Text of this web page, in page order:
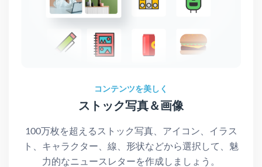
コンテンツを美しく
ストック写真＆画像
100万枚を超えるストック写真、アイコン、イラス
ト、キャラクター、線、形状などから選択して、魅
力的なニュースレターを作成しましょう。